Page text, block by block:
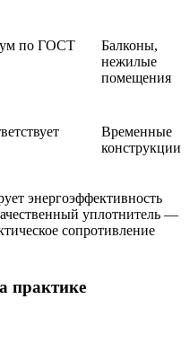
по ГОСТ
Балконы,
нежилые
помещения
Временные
конструкции
энергоэффективность
уплотнитель —
сопротивление
практике